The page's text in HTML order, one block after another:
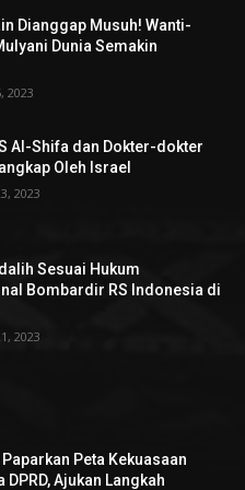
Dianggap Musuh! Wanti-
Dunia Semakin
2023
Al-Shifa dan Dokter-dokter
Oleh Israel
2023
Sesuai Hukum
Bombardir RS Indonesia di
2023
Peta Kekuasaan
DPRD, Ajukan Langkah